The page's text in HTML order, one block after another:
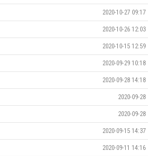
2020-10-27 09:17
2020-10-26 12:03
2020-10-15 12:59
2020-09-29 10:18
2020-09-28 14:18
2020-09-28
2020-09-28
2020-09-15 14:37
2020-09-11 14:16